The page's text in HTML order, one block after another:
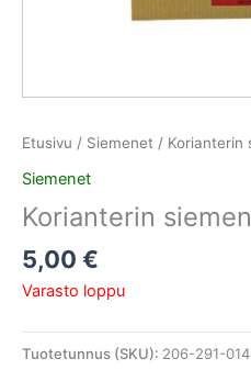
Etusivu / Siemenet / Korianterin
Siemenet
Korianterin
5,00 €
Varasto loppu
Tuotetunnus (SKU): 206-291-014